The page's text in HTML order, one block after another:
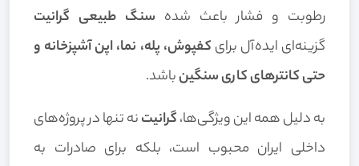
رطوبت و فشار باعث شده سنگ طبیعی گرانیت
گزینه‌ای ایده‌آل برای کفپوش، پله، نما، اپن آشپزخانه و
حتی کانترهای کاری سنگینباشد.
به دلیل همه این ویژگی‌ها،گرانیتنه تنها در پروژه‌های
داخلی ایران محبوب است، بلکه برای صادرات به